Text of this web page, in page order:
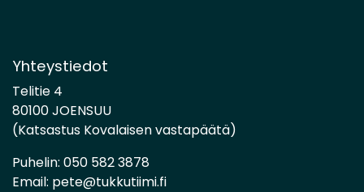
Yhteystiedot
Telitie 4
80100 JOENSUU
(Katsastus Kovalaisen vastapäätä)
Puhelin: 050 582 3878
Email: pete@tukkutiimi.fi